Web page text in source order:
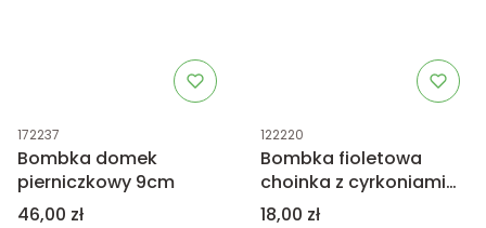
Kod produktu
172237
Bombka domek
pierniczkowy 9cm
Cena
46,00 zł
Kod produktu
122220
Bombka fioletowa
choinka z cyrkoniami
12cm
Cena
18,00 zł